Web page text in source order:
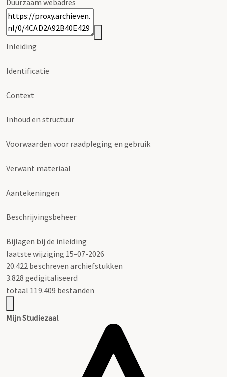
Duurzaam webadres
Inleiding
Identificatie
Context
Inhoud en structuur
Voorwaarden voor raadpleging en gebruik
Verwant materiaal
Aantekeningen
Beschrijvingsbeheer
Bijlagen bij de inleiding
laatste wijziging 15-07-2026
20.422 beschreven archiefstukken
3.828 gedigitaliseerd
totaal 119.409 bestanden
Mijn Studiezaal